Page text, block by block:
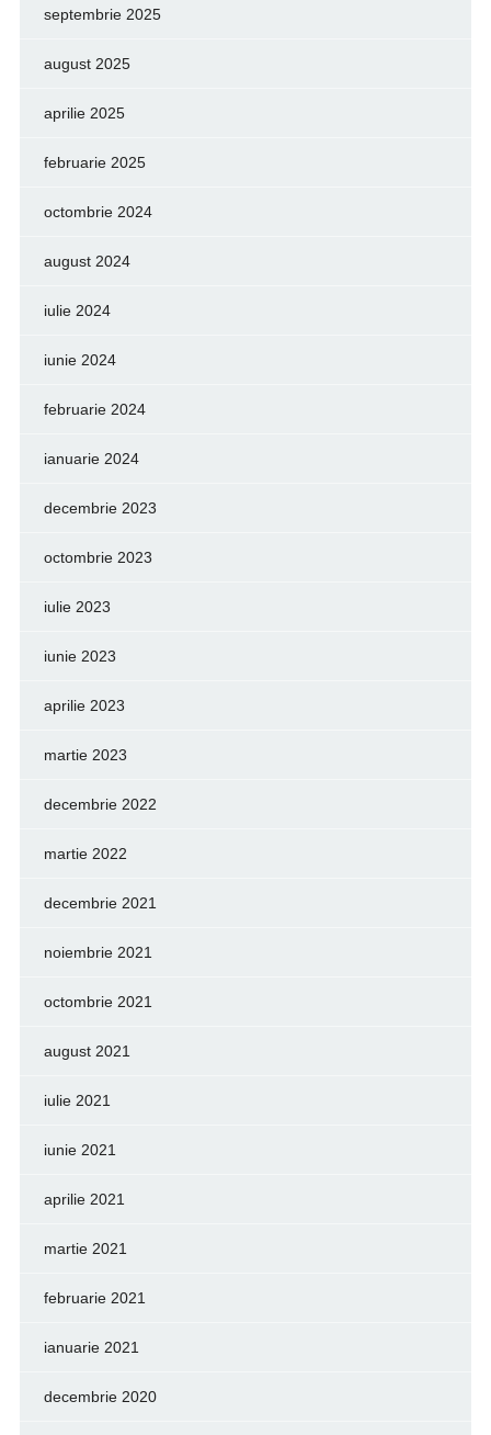
septembrie 2025
august 2025
aprilie 2025
februarie 2025
octombrie 2024
august 2024
iulie 2024
iunie 2024
februarie 2024
ianuarie 2024
decembrie 2023
octombrie 2023
iulie 2023
iunie 2023
aprilie 2023
martie 2023
decembrie 2022
martie 2022
decembrie 2021
noiembrie 2021
octombrie 2021
august 2021
iulie 2021
iunie 2021
aprilie 2021
martie 2021
februarie 2021
ianuarie 2021
decembrie 2020